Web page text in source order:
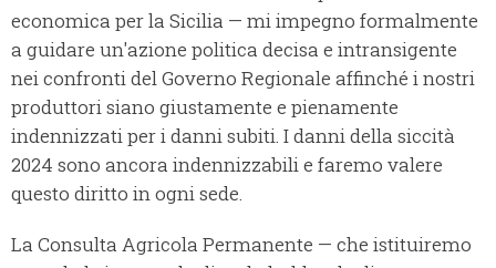
economica per la Sicilia — mi impegno formalmente
a guidare un'azione politica decisa e intransigente
nei confronti del Governo Regionale affinché i nostri
produttori siano giustamente e pienamente
indennizzati per i danni subiti. I danni della siccità
2024 sono ancora indennizzabili e faremo valere
questo diritto in ogni sede.
La Consulta Agricola Permanente — che istituiremo